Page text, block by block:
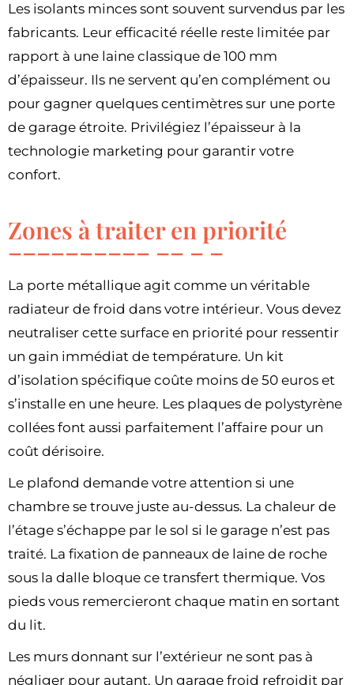
Les isolants minces sont souvent survendus par les
fabricants. Leur efficacité réelle reste limitée par
rapport à une laine classique de 100 mm
d’épaisseur. Ils ne servent qu’en complément ou
pour gagner quelques centimètres sur une porte
de garage étroite. Privilégiez l’épaisseur à la
technologie marketing pour garantir votre
confort.
Zones à traiter en priorité
La porte métallique agit comme un véritable
radiateur de froid dans votre intérieur. Vous devez
neutraliser cette surface en priorité pour ressentir
un gain immédiat de température. Un kit
d’isolation spécifique coûte moins de 50 euros et
s’installe en une heure. Les plaques de polystyrène
collées font aussi parfaitement l’affaire pour un
coût dérisoire.
Le plafond demande votre attention si une
chambre se trouve juste au-dessus. La chaleur de
l’étage s’échappe par le sol si le garage n’est pas
traité. La fixation de panneaux de laine de roche
sous la dalle bloque ce transfert thermique. Vos
pieds vous remercieront chaque matin en sortant
du lit.
Les murs donnant sur l’extérieur ne sont pas à
négliger pour autant. Un garage froid refroidit par